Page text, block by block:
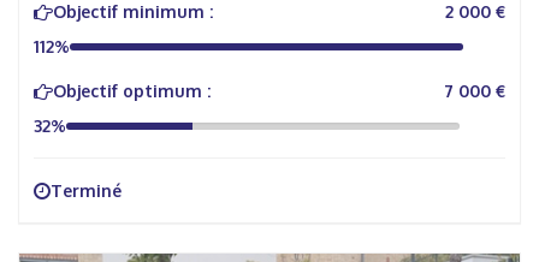
Objectif minimum :
2 000 €
112%
Objectif optimum :
7 000 €
32%
Terminé